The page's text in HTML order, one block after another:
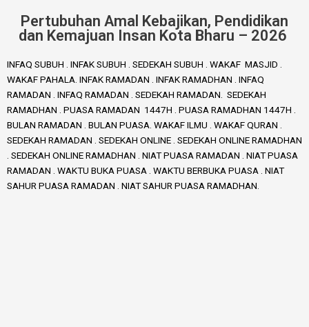
Pertubuhan Amal Kebajikan, Pendidikan
dan Kemajuan Insan Kota Bharu – 2026
INFAQ SUBUH . INFAK SUBUH . SEDEKAH SUBUH . WAKAF MASJID .
WAKAF PAHALA. INFAK RAMADAN . INFAK RAMADHAN . INFAQ
RAMADAN . INFAQ RAMADAN . SEDEKAH RAMADAN. SEDEKAH
RAMADHAN . PUASA RAMADAN 1447H . PUASA RAMADHAN 1447H .
BULAN RAMADAN . BULAN PUASA. WAKAF ILMU . WAKAF QURAN .
SEDEKAH RAMADAN . SEDEKAH ONLINE . SEDEKAH ONLINE RAMADHAN
. SEDEKAH ONLINE RAMADHAN . NIAT PUASA RAMADAN . NIAT PUASA
RAMADAN . WAKTU BUKA PUASA . WAKTU BERBUKA PUASA . NIAT
SAHUR PUASA RAMADAN . NIAT SAHUR PUASA RAMADHAN.